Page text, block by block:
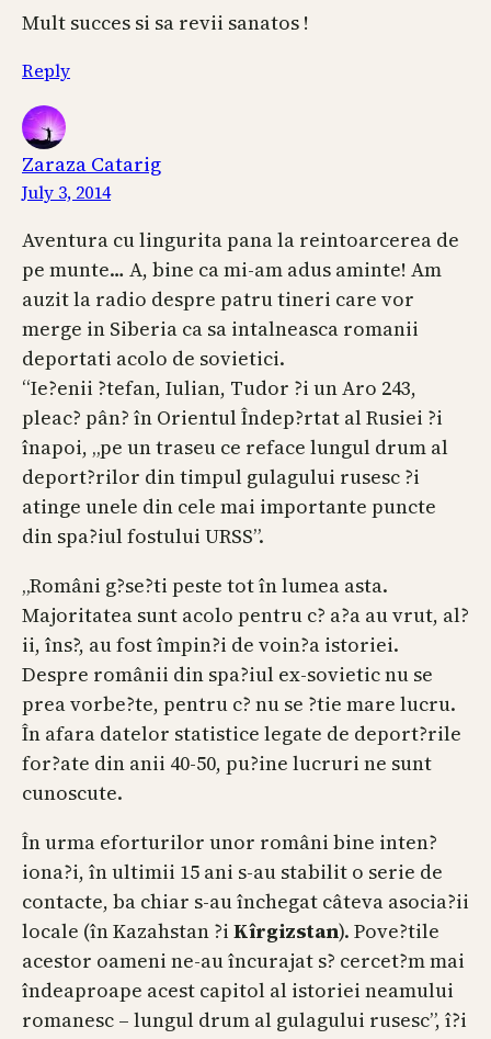
Mult succes si sa revii sanatos !
Reply
Zaraza Catarig
July 3, 2014
Aventura cu lingurita pana la reintoarcerea de
pe munte… A, bine ca mi-am adus aminte! Am
auzit la radio despre patru tineri care vor
merge in Siberia ca sa intalneasca romanii
deportati acolo de sovietici.
“Ie?enii ?tefan, Iulian, Tudor ?i un Aro 243,
pleac? pân? în Orientul Îndep?rtat al Rusiei ?i
înapoi, „pe un traseu ce reface lungul drum al
deport?rilor din timpul gulagului rusesc ?i
atinge unele din cele mai importante puncte
din spa?iul fostului URSS”.
„Români g?se?ti peste tot în lumea asta.
Majoritatea sunt acolo pentru c? a?a au vrut, al?
ii, îns?, au fost împin?i de voin?a istoriei.
Despre românii din spa?iul ex-sovietic nu se
prea vorbe?te, pentru c? nu se ?tie mare lucru.
În afara datelor statistice legate de deport?rile
for?ate din anii 40-50, pu?ine lucruri ne sunt
cunoscute.
În urma eforturilor unor români bine inten?
iona?i, în ultimii 15 ani s-au stabilit o serie de
contacte, ba chiar s-au închegat câteva asocia?ii
locale (în Kazahstan ?i Kîrgizstan). Pove?tile
acestor oameni ne-au încurajat s? cercet?m mai
îndeaproape acest capitol al istoriei neamului
romanesc – lungul drum al gulagului rusesc”, î?i